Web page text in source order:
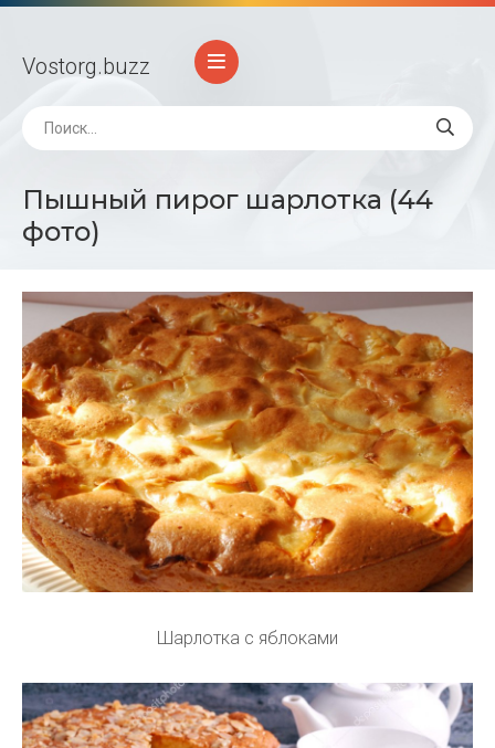
Vostorg.buzz
Пышный пирог шарлотка (44
фото)
Шарлотка с яблоками